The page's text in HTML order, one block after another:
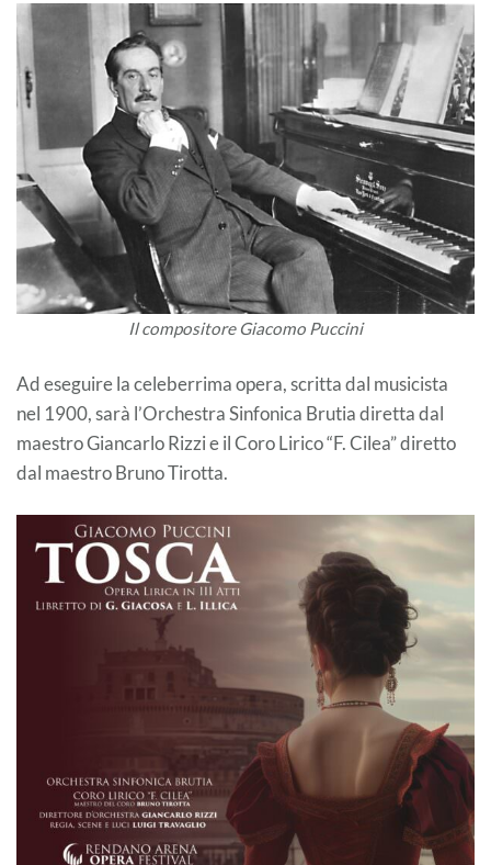
Il compositore Giacomo Puccini
Ad eseguire la celeberrima opera, scritta dal musicista
nel 1900, sarà l’Orchestra Sinfonica Brutia diretta dal
maestro Giancarlo Rizzi e il Coro Lirico “F. Cilea” diretto
dal maestro Bruno Tirotta.